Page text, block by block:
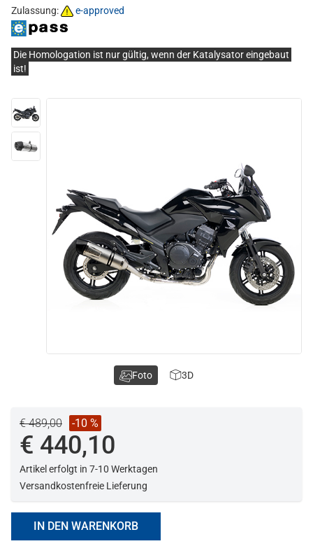
Zulassung:
e-approved
Die Homologation ist nur gültig, wenn der Katalysator eingebaut
ist!
€ 489,00 -10 %
€ 440,10
Artikel erfolgt in 7-10 Werktagen
Versandkostenfreie Lieferung
IN DEN WARENKORB
Foto 3D